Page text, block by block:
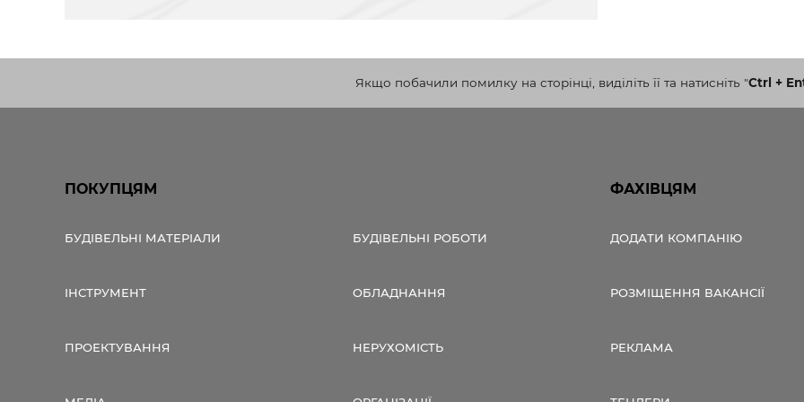
Якщо побачили помилку на сторінці, виділіть її та натисніть "Ctrl +
ПОКУПЦЯМ
БУДІВЕЛЬНІ МАТЕРІАЛИ БУДІВЕЛЬНІ РОБОТИ
ІНСТРУМЕНТ ОБЛАДНАННЯ
ПРОЕКТУВАННЯ НЕРУХОМІСТЬ
ФАХІВЦЯМ
ДОДАТИ КОМПАНІЮ
РОЗМІЩЕННЯ ВАКАНСІЇ
РЕКЛАМА